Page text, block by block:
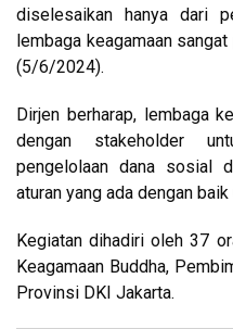
diselesaikan hanya dari
lembaga keagamaan
(5/6/2024).
Dirjen berharap, lembaga
dengan stakeholder
pengelolaan dana sosial
aturan yang ada dengan
Kegiatan dihadiri oleh 37
Keagamaan Buddha,
Provinsi DKI Jakarta.